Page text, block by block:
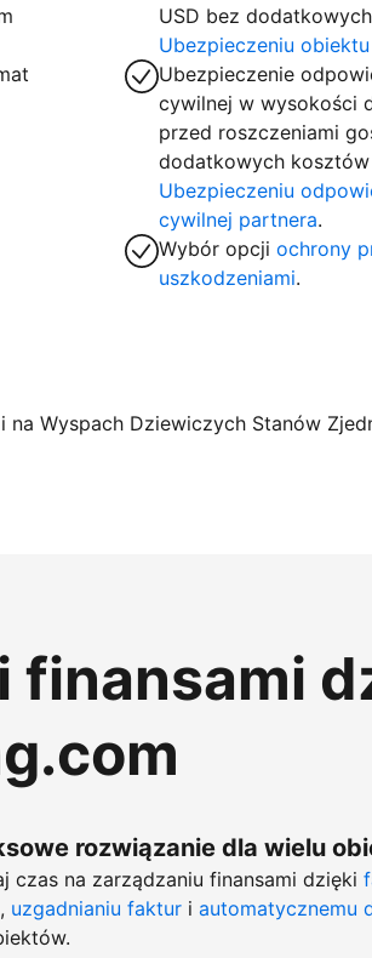
USD bez
Ubezpieczeniu
Ubezpieczenie
cywilnej w wysokości
przed roszczeniami
dodatkowych
Ubezpieczeniu
cywilnej partnera.
Wybór opcjiochrony
uszkodzeniami.
Wyspach Dziewiczych Stanów
finansami
rozwiązanie dla wielu
czas na zarządzaniu finansami dzięki
, uzgadnianiu faktur i automatycznemu